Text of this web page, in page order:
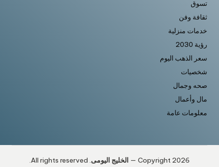
تسوق
ثقافة وفن
خدمات منزلية
رؤية 2030
سعر الذهب اليوم
شخصيات
صحه وجمال
مال وأعمال
معلومات عامة
Copyright 2026 — الخليج اليومى. All rights reserved.